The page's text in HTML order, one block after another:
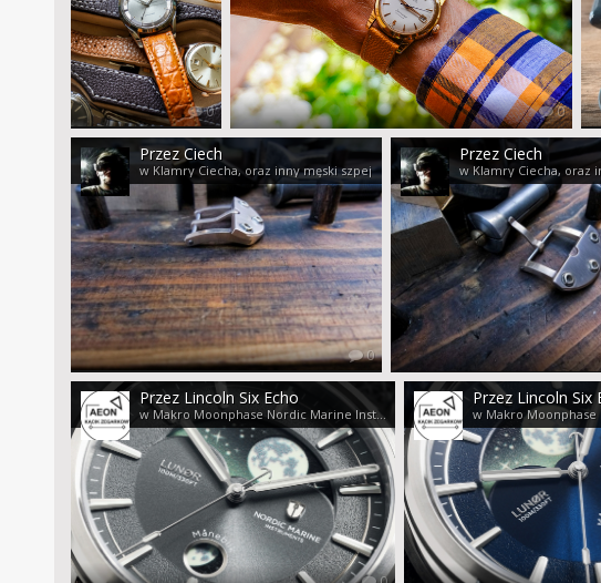
0 0
Przez Ciech
w Klamry Ciecha, oraz inny męski szpej
0
Przez Ciech
w Klamry Ciecha, oraz
Przez Lincoln Six Echo
w Makro Moonphase Nordic Marine Instruments
Przez Lincoln Six